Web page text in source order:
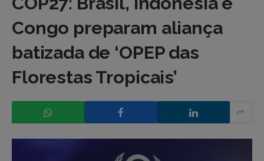
Congo preparam aliança
batizada de ‘OPEP das
Florestas Tropicais’